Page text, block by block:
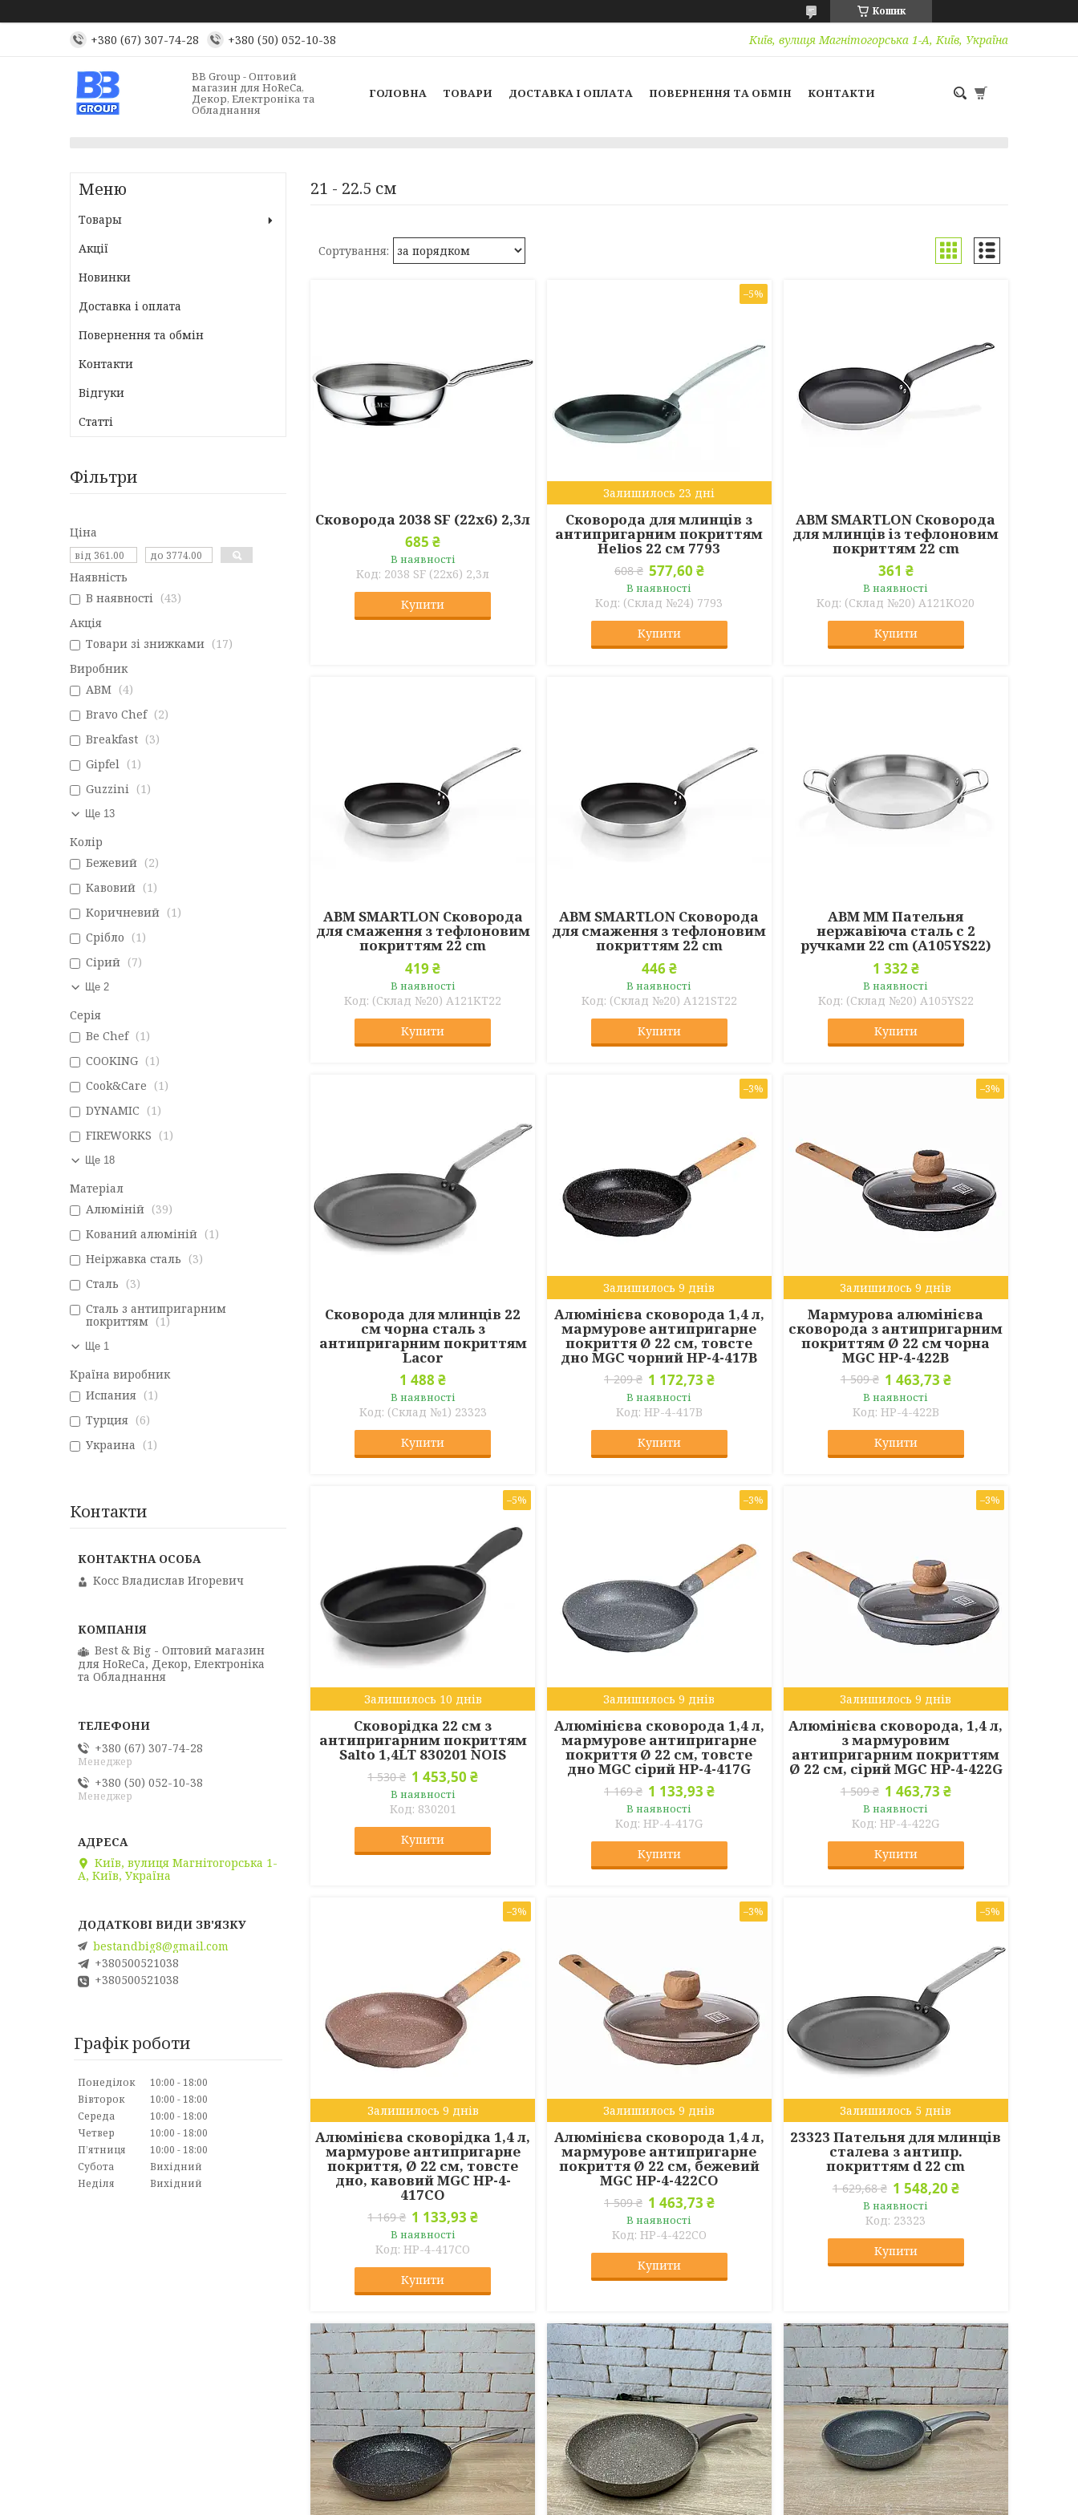
Кошик
+380 (67) 307-74-28 +380 (50) 052-10-38 Київ, вулиця Магнітогорська 1-А, Київ, Україна
BB Group - Оптовий
магазин для HoReCa,
Декор, Електроніка та
Обладнання
ГОЛОВНА ТОВАРИ ДОСТАВКА І ОПЛАТА ПОВЕРНЕННЯ ТА ОБМІН КОНТАКТИ
21 - 22.5 см
Сковорода 2038 SF (22х6) 2,3л
685 ₴
В наявності
2038 SF (22х6) 2,3л
Купити
–5%
Залишилось 23 дні
Сковорода для млинців з
антипригарним покриттям
Helios 22 см 7793
608 ₴ 577,60 ₴
В наявності
(Склад №24) 7793
Купити
ABM SMARTLON Сковорода
для млинців із тефлоновим
покриттям 22 cm
361 ₴
В наявності
(Склад №20) A121KO20
Купити
ABM SMARTLON Сковорода
для смаження з тефлоновим
покриттям 22 cm
419 ₴
В наявності
(Склад №20) A121KT22
Купити
ABM SMARTLON Сковорода
для смаження з тефлоновим
покриттям 22 cm
446 ₴
В наявності
(Склад №20) A121ST22
Купити
ABM ММ Пательня
нержавіюча сталь с 2
ручками 22 cm (A105YS22)
1 332 ₴
В наявності
(Склад №20) A105YS22
Купити
Сковорода для млинців 22
см чорна сталь з
антипригарним покриттям
Lacor
1 488 ₴
В наявності
(Склад №1) 23323
Купити
–3%
Залишилось 9 днів
Алюмінієва сковорода 1,4 л,
мармурове антипригарне
покриття Ø 22 см, товсте
дно MGC чорний HP-4-417B
1 209 ₴ 1 172,73 ₴
В наявності
HP-4-417B
Купити
–3%
Залишилось 9 днів
Мармурова алюмінієва
сковорода з антипригарним
покриттям Ø 22 см чорна
MGC HP-4-422B
1 509 ₴ 1 463,73 ₴
В наявності
HP-4-422B
Купити
–5%
Залишилось 10 днів
Сковорідка 22 см з
антипригарним покриттям
Salto 1,4LT 830201 NOIS
1 530 ₴ 1 453,50 ₴
В наявності
830201
Купити
–3%
Залишилось 9 днів
Алюмінієва сковорода 1,4 л,
мармурове антипригарне
покриття Ø 22 см, товсте
дно MGC сірий HP-4-417G
1 169 ₴ 1 133,93 ₴
В наявності
HP-4-417G
Купити
–3%
Залишилось 9 днів
Алюмінієва сковорода, 1,4 л,
з мармуровим
антипригарним покриттям
Ø 22 см, сірий MGC HP-4-422G
1 509 ₴ 1 463,73 ₴
В наявності
HP-4-422G
Купити
–3%
Залишилось 9 днів
Алюмінієва сковорідка 1,4 л,
мармурове антипригарне
покриття, Ø 22 см, товсте
дно, кавовий MGC HP-4-
417CO
1 169 ₴ 1 133,93 ₴
В наявності
HP-4-417CO
Купити
–3%
Залишилось 9 днів
Алюмінієва сковорода 1,4 л,
мармурове антипригарне
покриття Ø 22 см, бежевий
MGC HP-4-422CO
1 509 ₴ 1 463,73 ₴
В наявності
HP-4-422CO
Купити
–5%
Залишилось 5 днів
23323 Пательня для млинців
сталева з антипр.
покриттям d 22 cm
1 629,68 ₴ 1 548,20 ₴
В наявності
23323
Купити
Товары
Акції
Новинки
Доставка і оплата
Повернення та обмін
Контакти
Відгуки
Статті
Фільтри
Ціна
Наявність
В наявності
43
Акція
Товари зі знижками
17
Виробник
ABM
4
Bravo Chef
2
Breakfast
3
Gipfel
1
Guzzini
1
Ще 13
Колір
Бежевий
2
Кавовий
1
Коричневий
1
Срібло
1
Сірий
7
Ще 2
Серія
Be Chef
1
COOKING
1
Cook&Care
1
DYNAMIC
1
FIREWORKS
1
Ще 18
Матеріал
Алюміній
39
Кований алюміній
1
Неіржавка сталь
3
Сталь
3
Сталь з антипригарним
покриттям
1
Ще 1
Країна виробник
Испания
1
Турция
6
Украина
1
Контакти
Косс Владислав Игоревич
Best & Big - Оптовий магазин
для HoReCa, Декор, Електроніка
та Обладнання
+380 (67) 307-74-28
Менеджер
+380 (50) 052-10-38
Менеджер
Київ, вулиця Магнітогорська 1-
А, Київ, Україна
bestandbig8@gmail.com
+380500521038
+380500521038
Графік роботи
Понеділок 10:00
18:00
Вівторок
10:00
18:00
Середа
10:00
18:00
Четвер
10:00
18:00
Пʼятниця
10:00
18:00
Субота
Вихідний
Неділя
Вихідний